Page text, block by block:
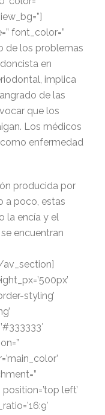
font_color=”
de los problemas
en
implica
de las
que los
Los médicos
enfermedad
producida por
a poco, estas
la encía y el
encuentran
styling’
left’